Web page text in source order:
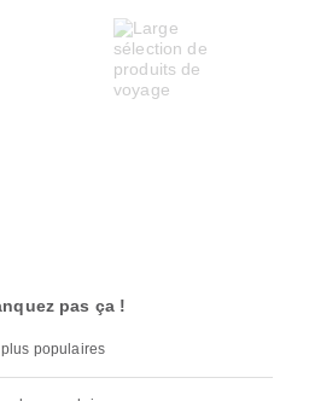
pas ça !
populaires